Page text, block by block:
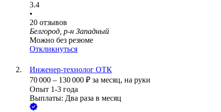
3.4
•
20 отзывов
Белгород, р-н Западный
Можно без резюме
Откликнуться
Инженер-технолог ОТК
70 000 – 130 000 ₽ за месяц, на руки
Опыт 1-3 года
Выплаты: Два раза в месяц